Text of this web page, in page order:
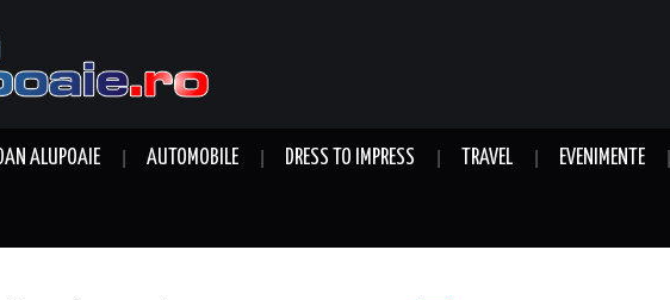
ALUPOAIE AUTOMOBILE DRESS TO IMPRESS TRAVEL EVENIMENTE